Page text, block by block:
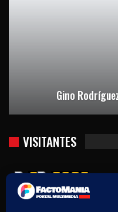
Gino
VISITANTES
Usuarios hoy : 1081